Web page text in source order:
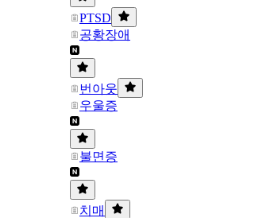
PTSD
공황장애
번아웃
우울증
불면증
치매